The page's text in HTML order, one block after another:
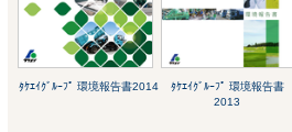
ﾀｹｴｲｸﾞﾙｰﾌﾟ 環境報告書2014
ﾀｹｴｲｸﾞﾙｰﾌﾟ 環境報告書
2013